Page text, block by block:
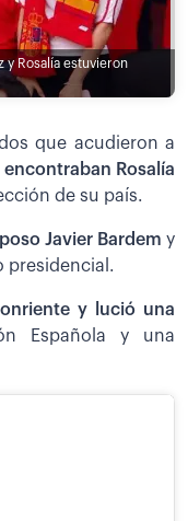
y Rosalía estuvieron
que acudieron a
encontraban Rosalía
de su país.
Javier Bardem y
presidencial.
y lució una
Española y una